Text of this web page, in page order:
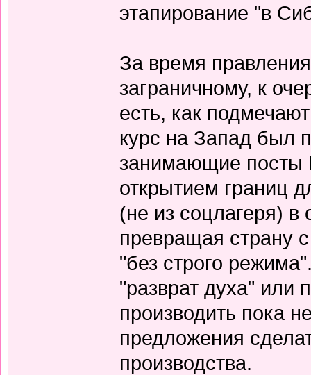
этапирование "в
За время
заграничному, к
есть, как
курс на Запад был
занимающие посты
открытием границ
(не из соцлагеря)
превращая страну
"без строго
"разврат духа" или
производить пока
предложения
производства.